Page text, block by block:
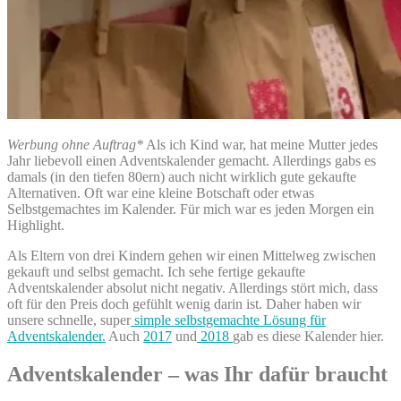
Werbung ohne Auftrag*Als ich Kind war, hat meine Mutter jedes
Jahr liebevoll einen Adventskalender gemacht. Allerdings gabs es
damals (in den tiefen 80ern) auch nicht wirklich gute gekaufte
Alternativen. Oft war eine kleine Botschaft oder etwas
Selbstgemachtes im Kalender. Für mich war es jeden Morgen ein
Highlight.
Als Eltern von drei Kindern gehen wir einen Mittelweg zwischen
gekauft und selbst gemacht. Ich sehe fertige gekaufte
Adventskalender absolut nicht negativ. Allerdings stört mich, dass
oft für den Preis doch gefühlt wenig darin ist. Daher haben wir
unsere schnelle, supersimple selbstgemachte Lösung für
Adventskalender. Auch 2017 und 2018 gab es diese Kalender hier.
Adventskalender – was Ihr dafür braucht